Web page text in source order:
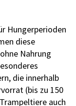
Hungerperioden
diese
Nahrung
die innerhalb
(bis zu 150
auch